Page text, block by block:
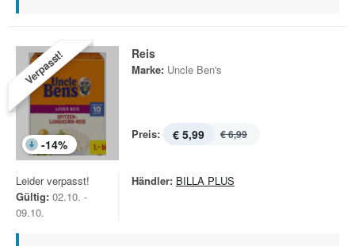
Verpasst!
-14%
Reis
Marke: Uncle Ben's
Preis: € 5,99 € 6,99
Leider verpasst!
Gültig: 02.10. -
09.10.
Händler: BILLA PLUS